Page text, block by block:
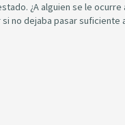
¿A alguien se le
no dejaba pasar suficiente